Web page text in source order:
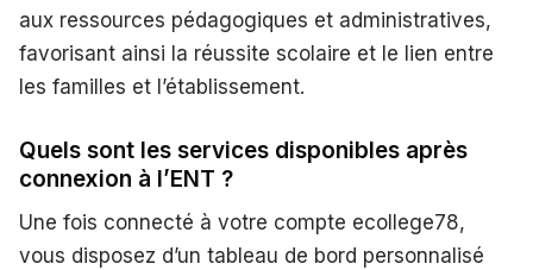
aux ressources pédagogiques et administratives,
favorisant ainsi la réussite scolaire et le lien entre
les familles et l’établissement.
Quels sont les services disponibles après
connexion à l’ENT ?
Une fois connecté à votre compte ecollege78,
vous disposez d’un tableau de bord personnalisé